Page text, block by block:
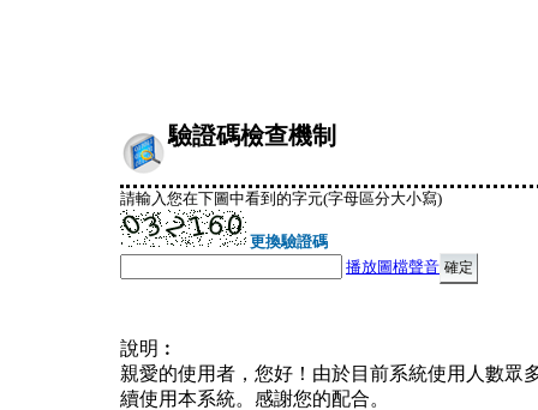
驗證碼檢查機制
請輸入您在下圖中看到的字元(字母區分大小寫)
更換驗證碼
播放圖檔聲音
說明︰
親愛的使用者，您好！由於目前系統使用人數眾
續使用本系統。感謝您的配合。